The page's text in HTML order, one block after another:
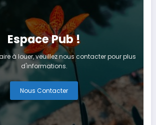
Espace Pub !
à louer, veuillez nous contacter pour plus
d'informations.
Nous Contacter